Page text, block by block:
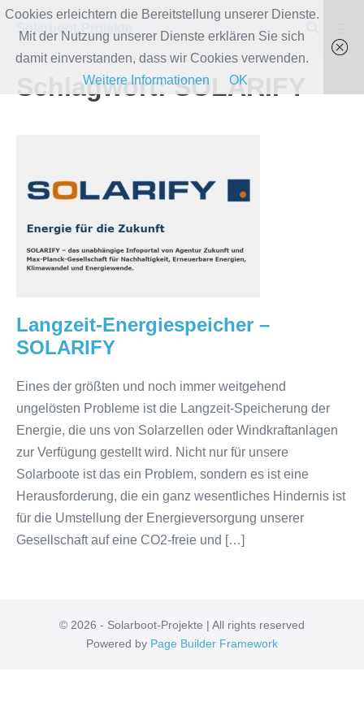
Zum
Inhalt
springen
Solarboot-Projekte
Schalter
Schlagwort:SOLARIFY
Langzeit-Energiespeicher –
SOLARIFY
Eines der größten und noch immer weitgehend
ungelösten Probleme ist die Langzeit-Speicherung der
Energie, die uns von Solarzellen oder Windkraftanlagen
zur Verfügung gestellt wird. Nicht nur für unsere
Solarboote ist das ein Problem, sondern es ist eine
Herausforderung, die ein ganz wesentliches Hindernis ist
für die Umstellung der Energieversorgung unserer
Gesellschaft auf eine CO2-freie und […]
© 2026 - Solarboot-Projekte | All rights reserved
Powered by Page Builder Framework
Cookies erleichtern die Bereitstellung unserer Dienste.
Mit der Nutzung unserer Dienste erklären Sie sich
damit einverstanden, dass wir Cookies verwenden.
Weitere Informationen
OK